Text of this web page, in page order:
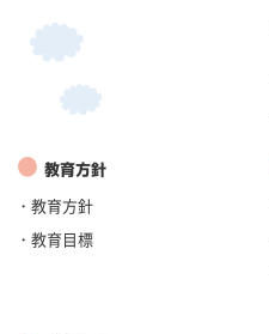
● 教育方針
・教育方針
・教育目標